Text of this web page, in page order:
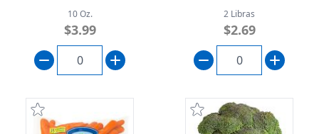
10 Oz.
$3.99
2 Libras
$2.69